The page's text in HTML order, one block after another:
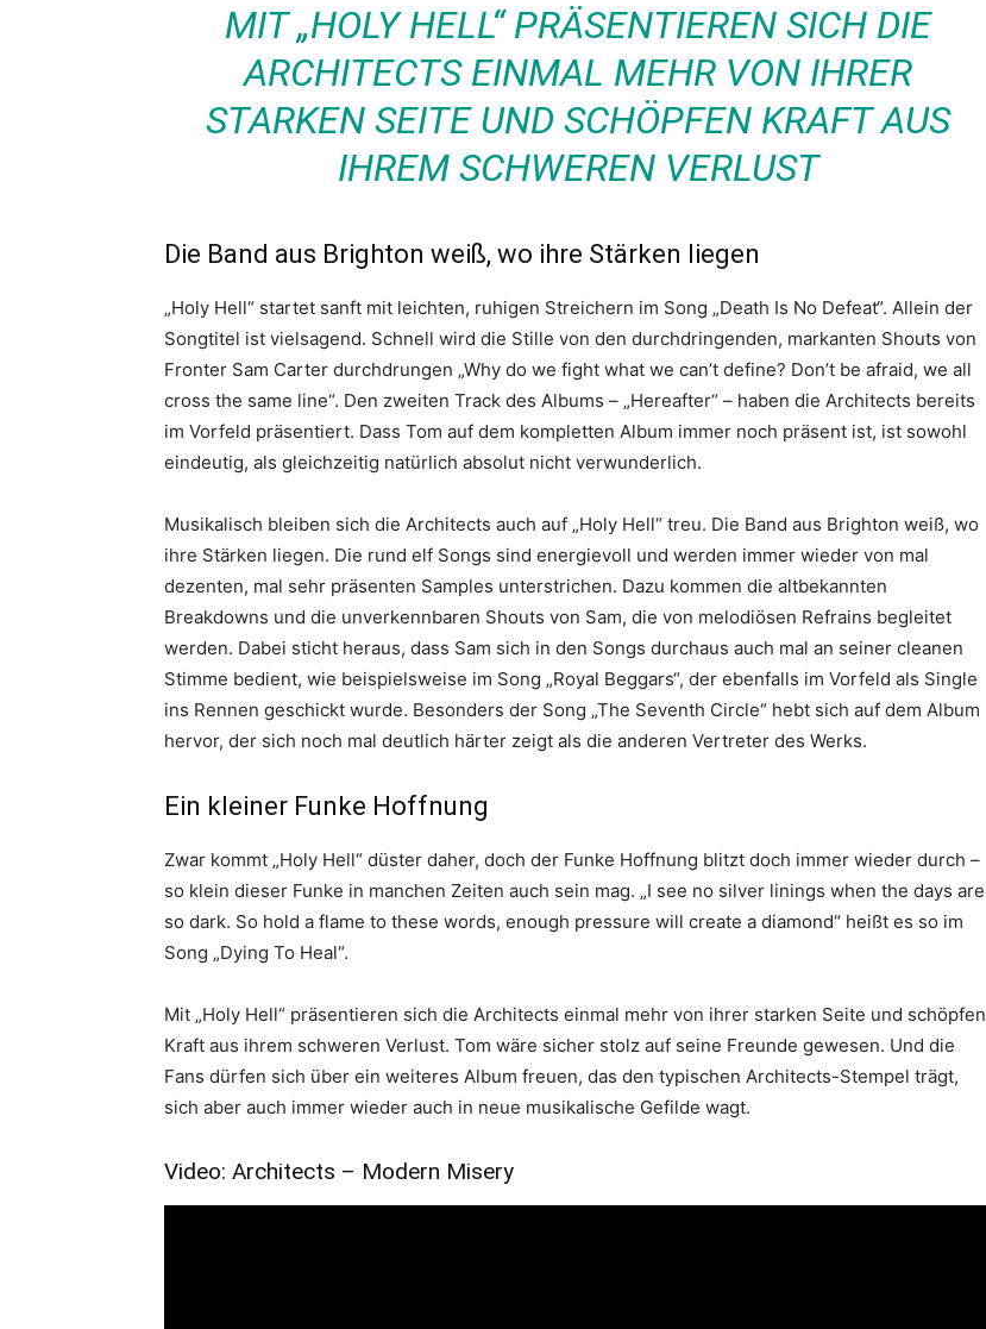
MIT „HOLY HELL“ PRÄSENTIEREN SICH DIE
ARCHITECTS EINMAL MEHR VON IHRER
STARKEN SEITE UND SCHÖPFEN KRAFT AUS
IHREM SCHWEREN VERLUST
Die Band aus Brighton weiß, wo ihre Stärken liegen
„Holy Hell“ startet sanft mit leichten, ruhigen Streichern im Song „Death Is No Defeat“. Allein der
Songtitel ist vielsagend. Schnell wird die Stille von den durchdringenden, markanten Shouts von
Fronter Sam Carter durchdrungen „Why do we fight what we can’t define? Don’t be afraid, we all
cross the same line“. Den zweiten Track des Albums – „Hereafter“ – haben die Architects bereits
im Vorfeld präsentiert. Dass Tom auf dem kompletten Album immer noch präsent ist, ist sowohl
eindeutig, als gleichzeitig natürlich absolut nicht verwunderlich.
Musikalisch bleiben sich die Architects auch auf „Holy Hell“ treu. Die Band aus Brighton weiß, wo
ihre Stärken liegen. Die rund elf Songs sind energievoll und werden immer wieder von mal
dezenten, mal sehr präsenten Samples unterstrichen. Dazu kommen die altbekannten
Breakdowns und die unverkennbaren Shouts von Sam, die von melodiösen Refrains begleitet
werden. Dabei sticht heraus, dass Sam sich in den Songs durchaus auch mal an seiner cleanen
Stimme bedient, wie beispielsweise im Song „Royal Beggars“, der ebenfalls im Vorfeld als Single
ins Rennen geschickt wurde. Besonders der Song „The Seventh Circle“ hebt sich auf dem Album
hervor, der sich noch mal deutlich härter zeigt als die anderen Vertreter des Werks.
Ein kleiner Funke Hoffnung
Zwar kommt „Holy Hell“ düster daher, doch der Funke Hoffnung blitzt doch immer wieder durch –
so klein dieser Funke in manchen Zeiten auch sein mag. „I see no silver linings when the days are
so dark. So hold a flame to these words, enough pressure will create a diamond“ heißt es so im
Song „Dying To Heal“.
Mit „Holy Hell“ präsentieren sich die Architects einmal mehr von ihrer starken Seite und schöpfen
Kraft aus ihrem schweren Verlust. Tom wäre sicher stolz auf seine Freunde gewesen. Und die
Fans dürfen sich über ein weiteres Album freuen, das den typischen Architects-Stempel trägt,
sich aber auch immer wieder auch in neue musikalische Gefilde wagt.
Video: Architects – Modern Misery